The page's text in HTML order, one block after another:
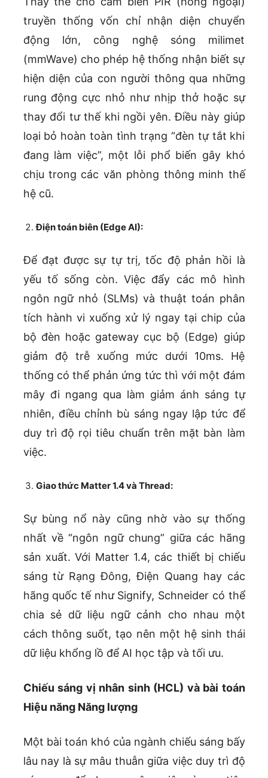
truyền thống vốn chỉ nhận diện chuyển
động lớn, công nghệ sóng milimet
(mmWave) cho phép hệ thống nhận biết sự
hiện diện của con người thông qua những
rung động cực nhỏ như nhịp thở hoặc sự
thay đổi tư thế khi ngồi yên. Điều này giúp
loại bỏ hoàn toàn tình trạng “đèn tự tắt khi
đang làm việc”, một lỗi phổ biến gây khó
chịu trong các văn phòng thông minh thế
hệ cũ.
Điện toán biên (Edge AI):
Để đạt được sự tự trị, tốc độ phản hồi là
yếu tố sống còn. Việc đẩy các mô hình
ngôn ngữ nhỏ (SLMs) và thuật toán phân
tích hành vi xuống xử lý ngay tại chip của
bộ đèn hoặc gateway cục bộ (Edge) giúp
giảm độ trễ xuống mức dưới 10ms. Hệ
thống có thể phản ứng tức thì với một đám
mây đi ngang qua làm giảm ánh sáng tự
nhiên, điều chỉnh bù sáng ngay lập tức để
duy trì độ rọi tiêu chuẩn trên mặt bàn làm
việc.
Giao thức Matter 1.4 và Thread:
Sự bùng nổ này cũng nhờ vào sự thống
nhất về “ngôn ngữ chung” giữa các hãng
sản xuất. Với Matter 1.4, các thiết bị chiếu
sáng từ Rạng Đông, Điện Quang hay các
hãng quốc tế như Signify, Schneider có thể
chia sẻ dữ liệu ngữ cảnh cho nhau một
cách thông suốt, tạo nên một hệ sinh thái
dữ liệu khổng lồ để AI học tập và tối ưu.
Chiếu sáng vị nhân sinh (HCL) và bài toán
Hiệu năng Năng lượng
Một bài toán khó của ngành chiếu sáng bấy
lâu nay là sự mâu thuẫn giữa việc duy trì độ